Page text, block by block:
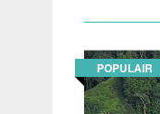
POPULAIR